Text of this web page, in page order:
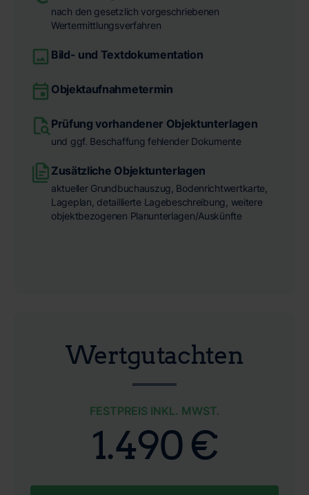
Wertgutachten
FESTPREIS INKL. MWST.
1.490 €
nach den gesetzlich vorgeschriebenen
Wertermittlungsverfahren
Bild- und Textdokumentation
Objektaufnahmetermin
Prüfung vorhandener Objektunterlagen
und ggf. Beschaffung fehlender Dokumente
Zusätzliche Objektunterlagen
aktueller Grundbuchauszug, Bodenrichtwertkarte,
Lageplan, detaillierte Lagebeschreibung, weitere
objektbezogenen Planunterlagen/Auskünfte